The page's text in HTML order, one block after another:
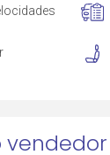
vendedor